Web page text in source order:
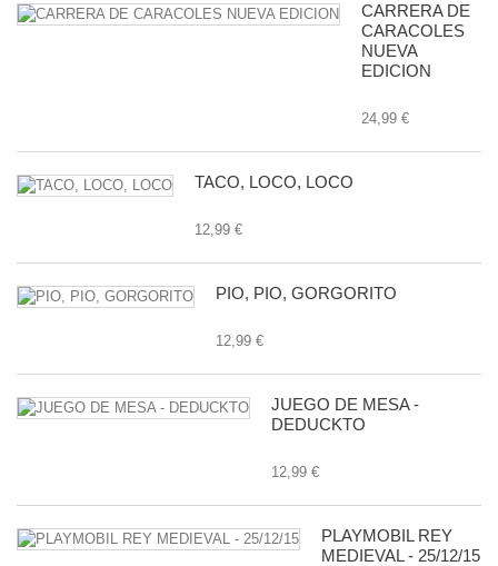
CARRERA DE
CARACOLES
NUEVA
EDICION
24,99 €
TACO, LOCO, LOCO
12,99 €
PIO, PIO, GORGORITO
12,99 €
JUEGO DE MESA -
DEDUCKTO
12,99 €
PLAYMOBIL REY
MEDIEVAL - 25/12/15